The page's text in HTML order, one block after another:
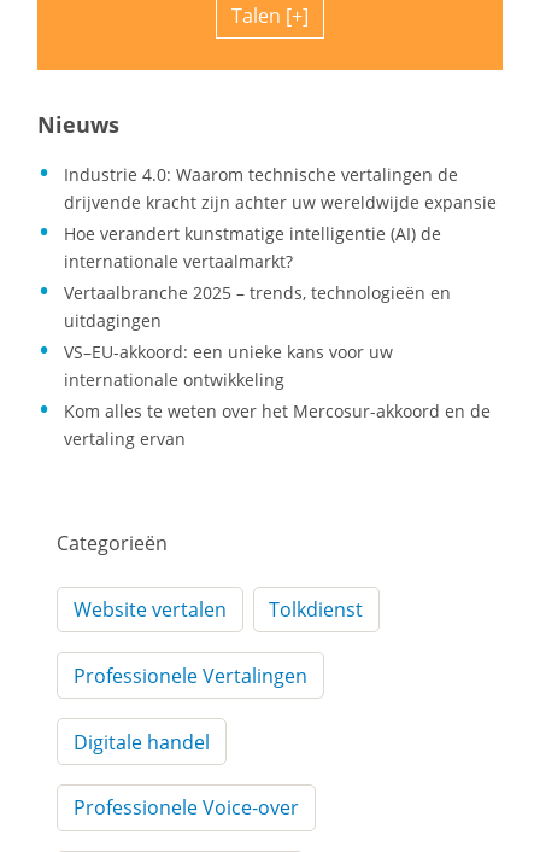
Talen
Nieuws
Industrie 4.0: Waarom technische vertalingen de
drijvende kracht zijn achter uw wereldwijde expansie
Hoe verandert kunstmatige intelligentie (AI) de
internationale vertaalmarkt?
Vertaalbranche 2025 – trends, technologieën en
uitdagingen
VS–EU-akkoord: een unieke kans voor uw
internationale ontwikkeling
Kom alles te weten over het Mercosur-akkoord en de
vertaling ervan
Categorieën
Website vertalen Tolkdienst
Professionele Vertalingen
Digitale handel
Professionele Voice-over